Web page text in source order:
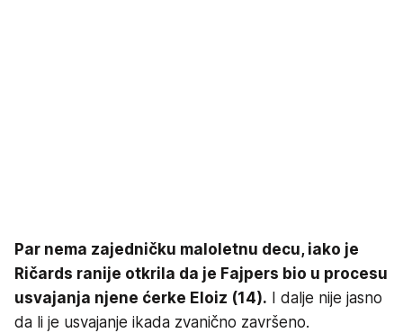
Par nema zajedničku maloletnu decu, iako je
Ričards ranije otkrila da je Fajpers bio u procesu
usvajanja njene ćerke Eloiz (14). I dalje nije jasno
da li je usvajanje ikada zvanično završeno.